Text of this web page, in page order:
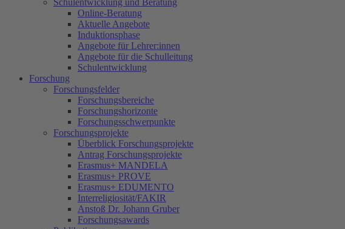
Schulentwicklung und Beratung
Online-Beratung
Aktuelle Angebote
Induktionsphase
Angebote für Lehrer:innen
Angebote für die Schulleitung
Schulentwicklung
Forschung
Forschungsfelder
Forschungsbereiche
Forschungshorizonte
Forschungsschwerpunkte
Forschungsprojekte
Überblick Forschungsprojekte
Antrag Forschungsprojekte
Erasmus+ MANDELA
Erasmus+ PROVE
Erasmus+ EDUMENTO
Interreligiosität/FAKIR
Anstoß Dr. Johann Gruber
Forschungsawards